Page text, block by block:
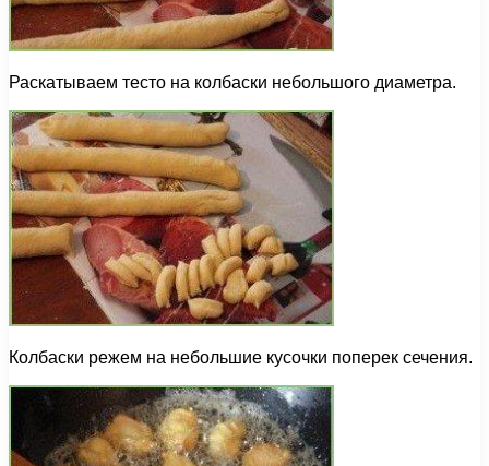
Раскатываем тесто на колбаски небольшого диаметра.
Колбаски режем на небольшие кусочки поперек сечения.